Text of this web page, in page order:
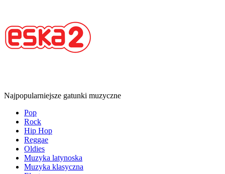
Najpopularniejsze gatunki muzyczne
Pop
Rock
Hip Hop
Reggae
Oldies
Muzyka latynoska
Muzyka klasyczna